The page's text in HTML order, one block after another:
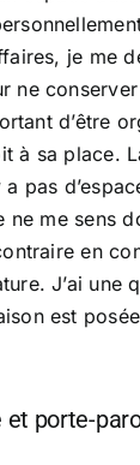
je me
ne
d’être
à sa place.
a pas
ne me sens
en
J’ai une
est
et porte-